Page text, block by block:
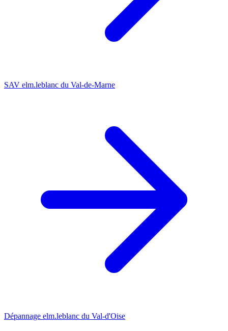
SAV elm.leblanc du Val-de-Marne
Dépannage elm.leblanc du Val-d'Oise